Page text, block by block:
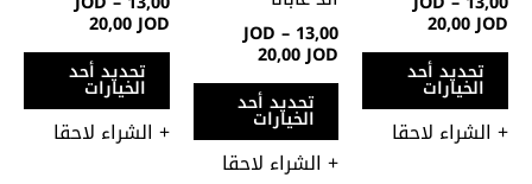
20,00JOD
تحديد أحد
الخيارات
اختيار
الخيارات
على
صفحة
المنتج
+ الشراء لاحقا
13,00
JOD –
20,00JOD
تحديد أحد
الخيارات
اختيار
الخيارات
على
صفحة
المنتج
+ الشراء لاحقا
20,00JOD
تحديد أحد
الخيارات
+ الشراء لاحقا